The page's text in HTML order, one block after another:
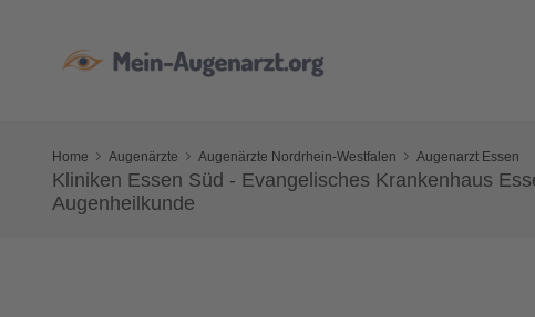
Home Augenärzte Augenärzte Nordrhein-Westfalen Augenarzt Essen
Kliniken Essen Süd - Evangelisches Krankenhaus
Augenheilkunde